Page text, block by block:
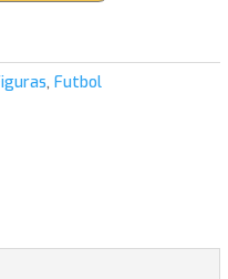
,Futbol